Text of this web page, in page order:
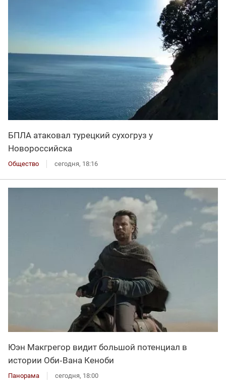
БПЛА атаковал турецкий сухогруз у
Новороссийска
Общество сегодня, 18:16
Юэн Макгрегор видит большой потенциал в
истории Оби‑Вана Кеноби
Панорама сегодня, 18:00